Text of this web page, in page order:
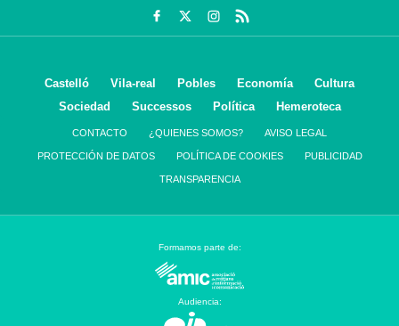
Castelló Vila-real Pobles Economía
Cultura
Sociedad
Successos Política Hemeroteca
CONTACTO ¿QUIENES SOMOS? AVISO LEGAL
PROTECCIÓN DE DATOS POLÍTICA DE COOKIES PUBLICIDAD
TRANSPARENCIA
Formamos parte de:
Audiencia: